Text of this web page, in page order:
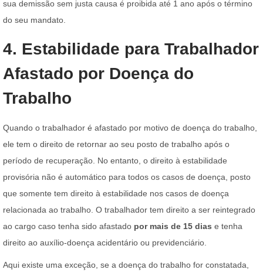
sua demissão sem justa causa é proibida até 1 ano após o término
do seu mandato.
4. Estabilidade para Trabalhador
Afastado por Doença do
Trabalho
Quando o trabalhador é afastado por motivo de doença do trabalho,
ele tem o direito de retornar ao seu posto de trabalho após o
período de recuperação. No entanto, o direito à estabilidade
provisória não é automático para todos os casos de doença, posto
que somente tem direito à estabilidade nos casos de doença
relacionada ao trabalho. O trabalhador tem direito a ser reintegrado
ao cargo caso tenha sido afastado por mais de 15 dias e tenha
direito ao auxílio-doença acidentário ou previdenciário.
Aqui existe uma exceção, se a doença do trabalho for constatada,